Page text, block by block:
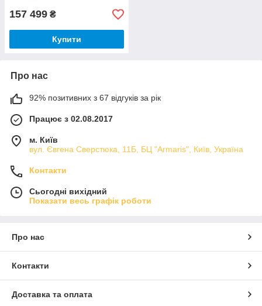
157 499 ₴
Купити
Про нас
92% позитивних з 67 відгуків за рік
Працює з 02.08.2017
м. Київ
вул. Євгена Сверстюка, 11Б, БЦ "Armaris", Київ, Україна
Контакти
Сьогодні вихідний
Показати весь графік роботи
Про нас
Контакти
Доставка та оплата